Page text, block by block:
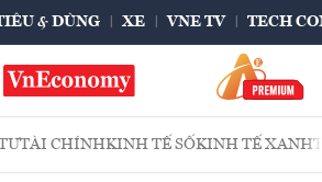
& DÙNG XE VNE TV TECH
TÀI CHÍNHKINH TẾ SỐKINH TẾ XANH